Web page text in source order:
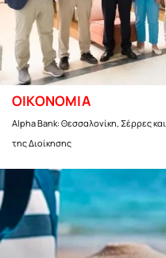
ΟΙΚΟΝΟΜΙΑ
Alpha Bank: Θεσσαλονίκη, Σέρρες και Χαλκιδική στο επίκεντρο της περιοδείας
της Διοίκησης